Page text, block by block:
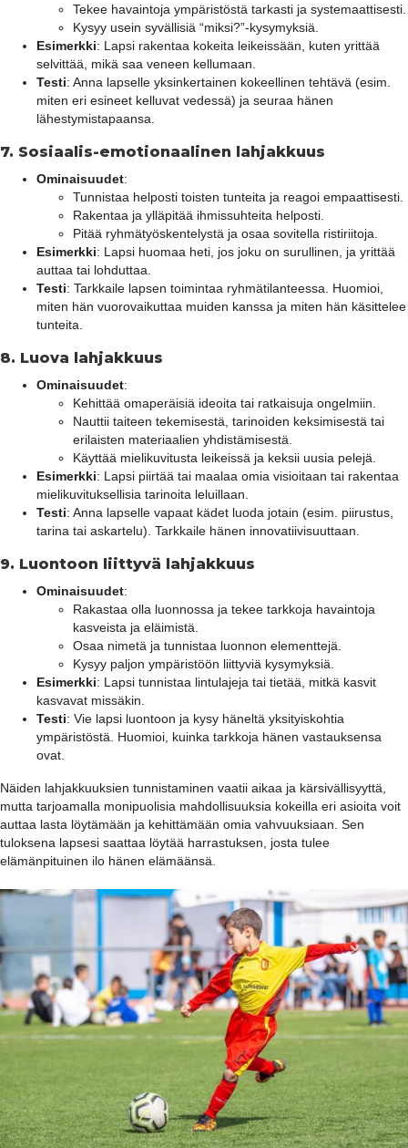
Tekee havaintoja ympäristöstä tarkasti ja systemaattisesti.
Kysyy usein syvällisiä “miksi?”-kysymyksiä.
Esimerkki: Lapsi rakentaa kokeita leikeissään, kuten yrittää
selvittää, mikä saa veneen kellumaan.
Testi: Anna lapselle yksinkertainen kokeellinen tehtävä (esim.
miten eri esineet kelluvat vedessä) ja seuraa hänen
lähestymistapaansa.
7. Sosiaalis-emotionaalinen lahjakkuus
Ominaisuudet:
Tunnistaa helposti toisten tunteita ja reagoi empaattisesti.
Rakentaa ja ylläpitää ihmissuhteita helposti.
Pitää ryhmätyöskentelystä ja osaa sovitella ristiriitoja.
Esimerkki: Lapsi huomaa heti, jos joku on surullinen, ja yrittää
auttaa tai lohduttaa.
Testi: Tarkkaile lapsen toimintaa ryhmätilanteessa. Huomioi,
miten hän vuorovaikuttaa muiden kanssa ja miten hän käsittelee
tunteita.
8. Luova lahjakkuus
Ominaisuudet:
Kehittää omaperäisiä ideoita tai ratkaisuja ongelmiin.
Nauttii taiteen tekemisestä, tarinoiden keksimisestä tai
erilaisten materiaalien yhdistämisestä.
Käyttää mielikuvitusta leikeissä ja keksii uusia pelejä.
Esimerkki: Lapsi piirtää tai maalaa omia visioitaan tai rakentaa
mielikuvituksellisia tarinoita leluillaan.
Testi: Anna lapselle vapaat kädet luoda jotain (esim. piirustus,
tarina tai askartelu). Tarkkaile hänen innovatiivisuuttaan.
9. Luontoon liittyvä lahjakkuus
Ominaisuudet:
Rakastaa olla luonnossa ja tekee tarkkoja havaintoja
kasveista ja eläimistä.
Osaa nimetä ja tunnistaa luonnon elementtejä.
Kysyy paljon ympäristöön liittyviä kysymyksiä.
Esimerkki: Lapsi tunnistaa lintulajeja tai tietää, mitkä kasvit
kasvavat missäkin.
Testi: Vie lapsi luontoon ja kysy häneltä yksityiskohtia
ympäristöstä. Huomioi, kuinka tarkkoja hänen vastauksensa
ovat.
Näiden lahjakkuuksien tunnistaminen vaatii aikaa ja kärsivällisyyttä,
mutta tarjoamalla monipuolisia mahdollisuuksia kokeilla eri asioita voit
auttaa lasta löytämään ja kehittämään omia vahvuuksiaan. Sen
tuloksena lapsesi saattaa löytää harrastuksen, josta tulee
elämänpituinen ilo hänen elämäänsä.